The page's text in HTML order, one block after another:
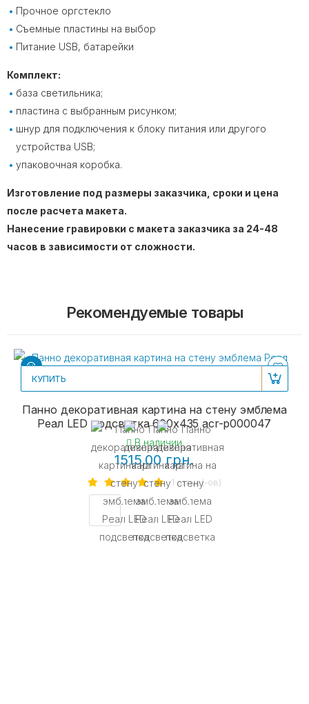
Прочное оргстекло
Съемные пластины на выбор
Питание USB, батарейки
Комплект:
база светильника;
пластина с выбранным рисунком;
шнур для подключения к блоку питания или другого
устройства USB;
упаковочная коробка.
Изготовление под размеры заказчика, сроки и цена
после расчета макета.
Нанесение гравировки с макета заказчика за 24-48
часов в зависимости от сложности.
Рекомендуемые товары
КУПИТЬ
Панно декоративная картина на стену эмблема
Реал LED подсветка 600х435 acr-p000047
В наличии
1515.00 грн.
1 отзыв(-ов)